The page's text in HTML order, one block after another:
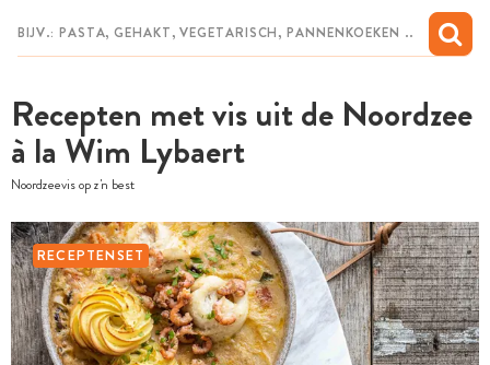
Recepten met vis uit de Noordzee
à la Wim Lybaert
Noordzeevis op z'n best
RECEPTENSET
MIJN BEWAARDE RECEPTEN